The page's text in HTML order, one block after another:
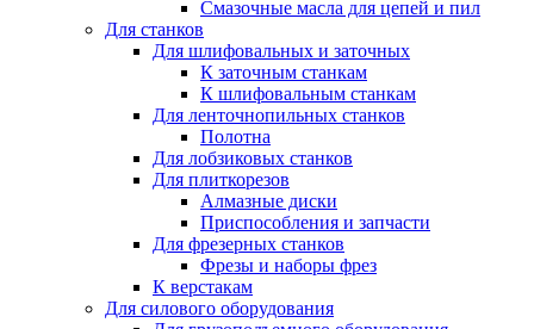
Смазочные масла для цепей и пил
Для станков
Для шлифовальных и заточных
К заточным станкам
К шлифовальным станкам
Для ленточнопильных станков
Полотна
Для лобзиковых станков
Для плиткорезов
Алмазные диски
Приспособления и запчасти
Для фрезерных станков
Фрезы и наборы фрез
К верстакам
Для силового оборудования